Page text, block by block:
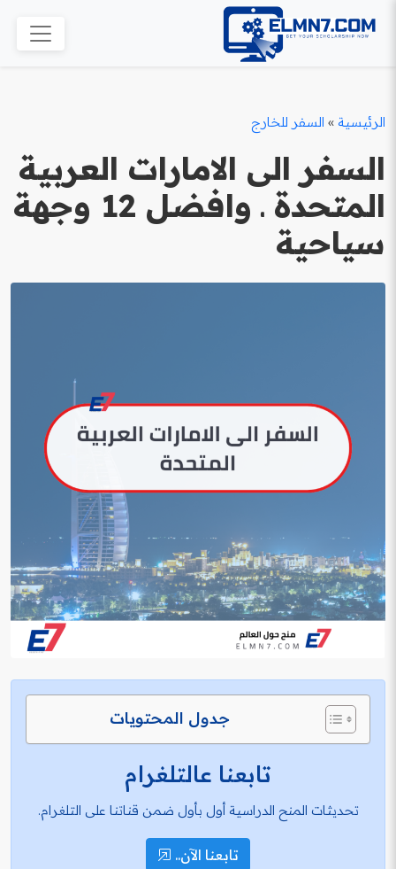
الرئيسية » السفر للخارج
السفر الى الامارات العربية
المتحدة ـ وافضل 12 وجهة
سياحية
جدول المحتويات
تابعنا عالتلغرام
تحديثات المنح الدراسية أول بأول ضمن قناتنا على التلغرام.
تابعنا الآن..